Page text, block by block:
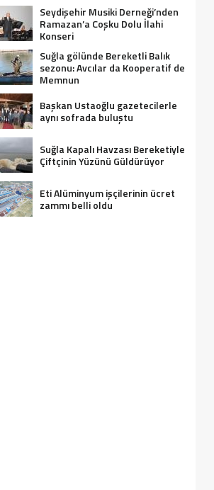
Seydişehir Musiki Derneği’nden
Ramazan’a Coşku Dolu İlahi
Konseri
Suğla gölünde Bereketli Balık
sezonu: Avcılar da Kooperatif de
Memnun
Başkan Ustaoğlu gazetecilerle
aynı sofrada buluştu
Suğla Kapalı Havzası Bereketiyle
Çiftçinin Yüzünü Güldürüyor
Eti Alüminyum işçilerinin ücret
zammı belli oldu